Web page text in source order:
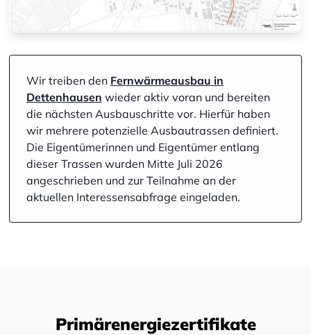
Wir treiben den Fernwärmeausbau in
Dettenhausen wieder aktiv voran und bereiten
die nächsten Ausbauschritte vor. Hierfür haben
wir mehrere potenzielle Ausbautrassen definiert.
Die Eigentümerinnen und Eigentümer entlang
dieser Trassen wurden Mitte Juli 2026
angeschrieben und zur Teilnahme an der
aktuellen Interessensabfrage eingeladen.
Primärenergiezertifikate